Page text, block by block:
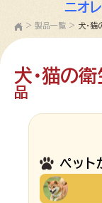
ニオ
> 製品一覧 > 犬・猫
犬・猫の衛
品
ペット